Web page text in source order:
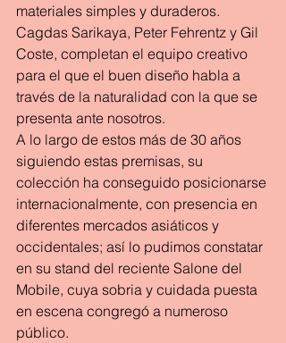
materiales simples y duraderos.
Cagdas Sarikaya, Peter Fehrentz y Gil
Coste, completan el equipo creativo
para el que el buen diseño habla a
través de la naturalidad con la que se
presenta ante nosotros.
A lo largo de estos más de 30 años
siguiendo estas premisas, su
colección ha conseguido posicionarse
internacionalmente, con presencia en
diferentes mercados asiáticos y
occidentales; así lo pudimos constatar
en su stand del reciente Salone del
Mobile, cuya sobria y cuidada puesta
en escena congregó a numeroso
público.